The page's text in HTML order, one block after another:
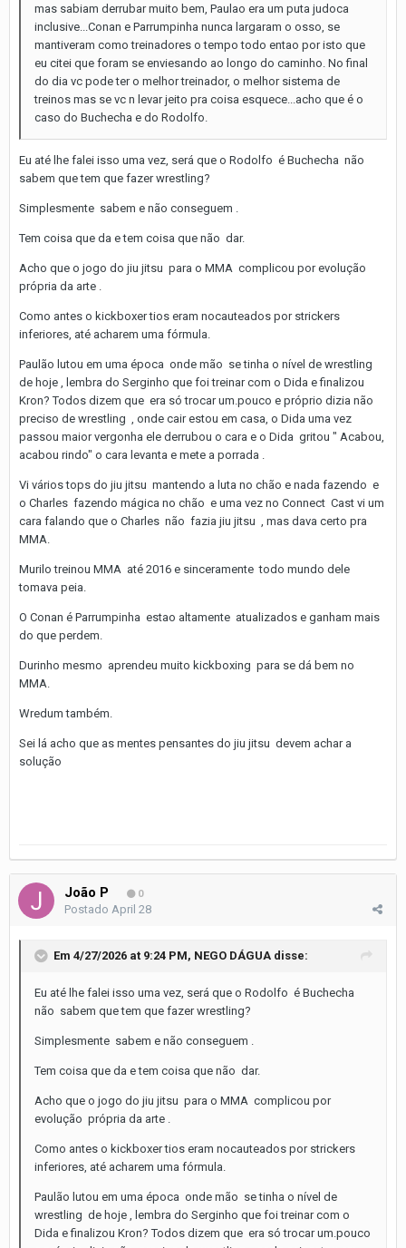
mas sabiam derrubar muito bem, Paulao era um puta judoca
inclusive...Conan e Parrumpinha nunca largaram o osso, se
mantiveram como treinadores o tempo todo entao por isto que
eu citei que foram se enviesando ao longo do caminho. No final
do dia vc pode ter o melhor treinador, o melhor sistema de
treinos mas se vc n levar jeito pra coisa esquece...acho que é o
caso do Buchecha e do Rodolfo.
Eu até lhe falei isso uma vez, será que o Rodolfo é Buchecha não
sabem que tem que fazer wrestling?
Simplesmente sabem e não conseguem .
Tem coisa que da e tem coisa que não dar.
Acho que o jogo do jiu jitsu para o MMA complicou por evolução
própria da arte .
Como antes o kickboxer tios eram nocauteados por strickers
inferiores, até acharem uma fórmula.
Paulão lutou em uma época onde mão se tinha o nível de wrestling
de hoje , lembra do Serginho que foi treinar com o Dida e finalizou
Kron? Todos dizem que era só trocar um.pouco e próprio dizia não
preciso de wrestling , onde cair estou em casa, o Dida uma vez
passou maior vergonha ele derrubou o cara e o Dida gritou " Acabou,
acabou rindo" o cara levanta e mete a porrada .
Vi vários tops do jiu jitsu mantendo a luta no chão e nada fazendo e
o Charles fazendo mágica no chão e uma vez no Connect Cast vi um
cara falando que o Charles não fazia jiu jitsu , mas dava certo pra
MMA.
Murilo treinou MMA até 2016 e sinceramente todo mundo dele
tomava peia.
O Conan é Parrumpinha estao altamente atualizados e ganham mais
do que perdem.
Durinho mesmo aprendeu muito kickboxing para se dá bem no
MMA.
Wredum também.
Sei lá acho que as mentes pensantes do jiu jitsu devem achar a
solução
João P 0
Postado April 28
Em 4/27/2026 at 9:24 PM, NEGO DÁGUA disse:
Eu até lhe falei isso uma vez, será que o Rodolfo é Buchecha
não sabem que tem que fazer wrestling?
Simplesmente sabem e não conseguem .
Tem coisa que da e tem coisa que não dar.
Acho que o jogo do jiu jitsu para o MMA complicou por
evolução própria da arte .
Como antes o kickboxer tios eram nocauteados por strickers
inferiores, até acharem uma fórmula.
Paulão lutou em uma época onde mão se tinha o nível de
wrestling de hoje , lembra do Serginho que foi treinar com o
Dida e finalizou Kron? Todos dizem que era só trocar um.pouco